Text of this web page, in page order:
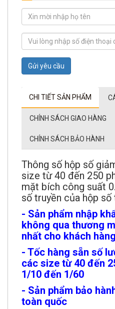
Gửi yêu cầu
CHI TIẾT SẢN PHẨM
CHÍNH SÁCH GIAO HÀNG
CHÍNH SÁCH BẢO HÀNH
Thông số hộp số
size từ 40 đến 250
mặt bích công suất
số truyền của hộp số
- Sản phẩm nhập
không qua thương
nhất cho khách hàng
- Tốc hàng sẵn số
các size từ 40 đến
1/10 đến 1/60
- Sản phẩm bảo
toàn quốc